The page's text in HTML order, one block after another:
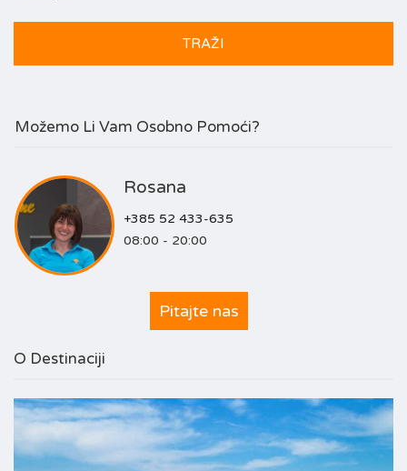
Možemo Li Vam Osobno Pomoći?
Rosana
+385 52 433-635
08:00 - 20:00
Pitajte nas
O Destinaciji